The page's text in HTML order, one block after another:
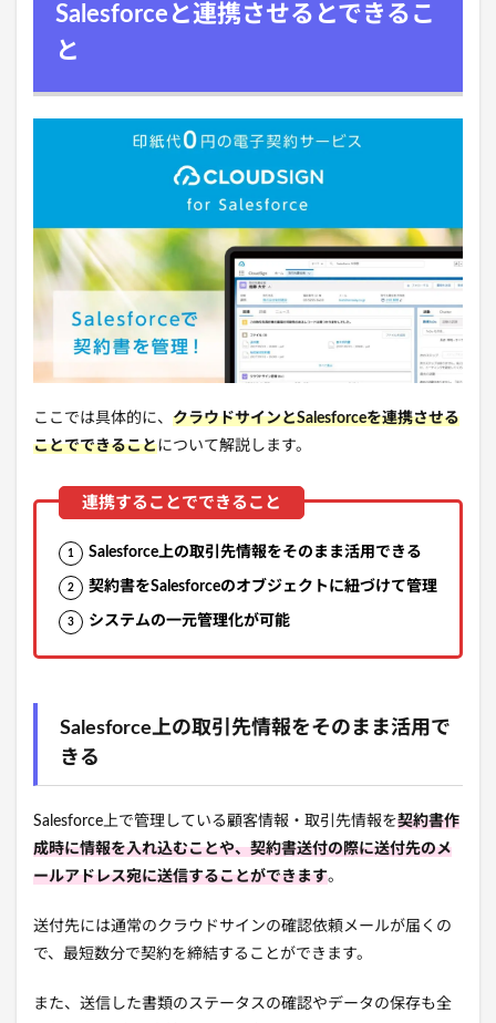
Salesforceと連携させるとできるこ
と
ここでは具体的に、 クラウドサインとSalesforceを連携させる
ことでできることについて解説します。
Salesforce上の取引先情報をそのまま活用できる
契約書をSalesforceのオブジェクトに紐づけて管理
システムの一元管理化が可能
Salesforce上の取引先情報をそのまま活用で
きる
Salesforce上で管理している顧客情報・取引先情報を契約書作
成時に情報を入れ込むことや、契約書送付の際に送付先のメ
ールアドレス宛に送信することができます。
送付先には通常のクラウドサインの確認依頼メールが届くの
で、最短数分で契約を締結することができます。
また、送信した書類のステータスの確認やデータの保存も全